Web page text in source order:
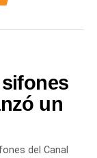
un
del Canal